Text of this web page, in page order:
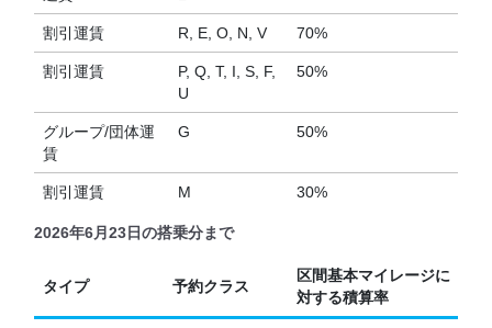
割引運賃 R, E, O, N, V 70%
割引運賃
P, Q, T, I, S, F,
U
50%
グループ/団体運
賃
G 50%
割引運賃 M 30%
2026年6月23日の搭乗分まで
タイプ 予約クラス
区間基本マイレージに
対する積算率